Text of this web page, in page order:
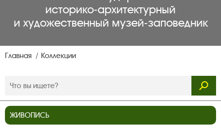
историко‑архитектурный
и художественный музей‑заповедник
Главная Коллекции
ЖИВОПИСЬ